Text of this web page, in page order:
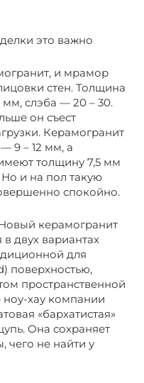
это важно
и мрамор
стен. Толщина
слэба — 20 – 30.
он съест
Керамогранит
9 – 12 мм, а
толщину 7,5 мм
и на пол такую
спокойно.
керамогранит
двух вариантах
для
поверхностью,
пространственной
хау компании
«бархатистая»
Она сохраняет
чего не найти у